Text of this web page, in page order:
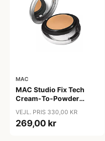
MAC
MAC Studio Fix Tech
Cream-To-Powder
VEJL. PRIS 330,00 KR
269,00 kr